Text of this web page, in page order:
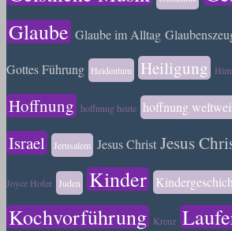
Glaube Glaube im Alltag
Gottes Führung Heidentum Heiligung
Hoffnung hoffnung heute hoffnung
Israel
Jerusalem Jesus Christ Jesus
Joyce Hofer Juden Kinder
Kochvorführung Kreuz